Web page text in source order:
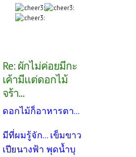
Re: ผักไม่ค่อยมีกะ
เค้ามีแต่ดอกไม้
จร้า...
ดอกไม้ก็อาหารตา...
มีที่ผมรู้จัก... เข็มขาว
เปียนางฟ้า พุดน้ำบุ